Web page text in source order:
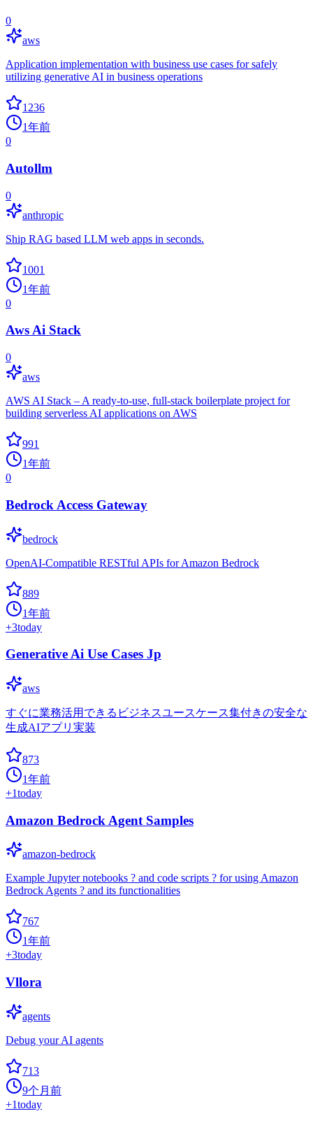
0
aws
Application implementation with business use cases for safely
utilizing generative AI in business operations
1236
1年前
0
Autollm
0
anthropic
Ship RAG based LLM web apps in seconds.
1001
1年前
0
Aws Ai Stack
0
aws
AWS AI Stack – A ready-to-use, full-stack boilerplate project for
building serverless AI applications on AWS
991
1年前
0
Bedrock Access Gateway
bedrock
OpenAI-Compatible RESTful APIs for Amazon Bedrock
889
1年前
+3today
Generative Ai Use Cases Jp
aws
すぐに業務活用できるビジネスユースケース集付きの安全な
生成AIアプリ実装
873
1年前
+1today
Amazon Bedrock Agent Samples
amazon-bedrock
Example Jupyter notebooks ? and code scripts ? for using Amazon
Bedrock Agents ? and its functionalities
767
1年前
+3today
Vllora
agents
Debug your AI agents
713
9个月前
+1today